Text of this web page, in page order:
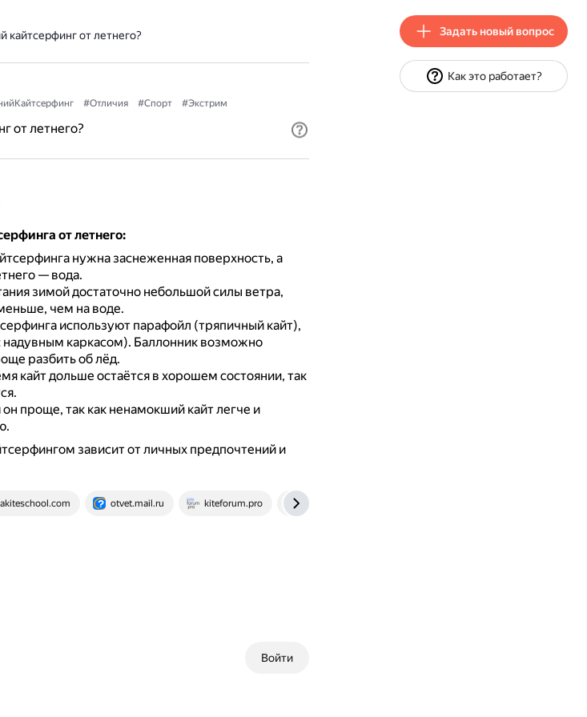
кайтсерфинг от летнего?
#Отличия #Спорт #Экстрим
от летнего?
от летнего:
нужна заснеженная поверхность, а
— вода.
зимой достаточно небольшой силы ветра,
чем на воде.
используют парафойл (тряпичный кайт),
надувным каркасом). Баллонник возможно
разбить об лёд.
кайт дольше остаётся в хорошем состоянии, так
проще, так как ненамокший кайт легче и
зависит от личных предпочтений и
otvet.mail.ru kiteforum.pro
Войти
Задать новый вопрос
Как это работает?